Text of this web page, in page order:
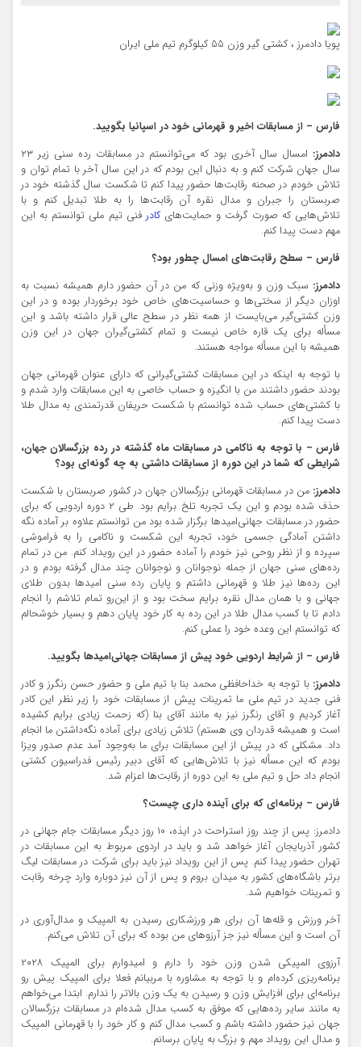
پویا دادمرز ، کشتی گیر وزن 55 کیلوگرم تیم ملی ایران
فارس – از مسابقات اخیر و قهرمانی خود در اسپانیا بگویید.
دادمرز:
امسال سال آخری بود که می‌توانستم در مسابقات رده سنی زیر ۲۳
سال جهان شرکت کنم و به دنبال این بودم که در این سال آخر با تمام توان و
تلاش خودم در صحنه رقابت‌ها حضور پیدا کنم تا شکست سال گذشته خود در
صربستان را جبران و مدال نقره آن رقابت‌ها را به طلا تبدیل کنم و با
تلاش‌هایی که صورت گرفت و حمایت‌هایکادرفنی تیم ملی توانستم به این
مهم دست پیدا کنم.
فارس – سطح رقابت‌های امسال چطور بود؟
دادمرز: سبک وزن و به‌ویژه وزنی که من در آن حضور دارم همیشه نسبت به
اوزان دیگر از سختی‌ها و حساسیت‌های خاص خود برخوردار بوده و در این
وزن کشتی‌گیر می‌بایست از همه نظر در سطح عالی قرار داشته باشد و این
مسأله برای یک قاره خاص نیست و تمام کشتی‌گیران جهان در این وزن
همیشه با این مسأله مواجه هستند.
با توجه به اینکه در این مسابقات کشتی‌گیرانی که دارای عنوان قهرمانی جهان
بودند حضور داشتند من با انگیزه و حساب خاصی به این مسابقات وارد شدم و
با کشتی‌های حساب شده توانستم با شکست حریفان قدرتمندی به مدال طلا
دست پیدا کنم.
فارس – با توجه به ناکامی در مسابقات ماه گذشته در رده بزرگسالان جهان،
شرایطی که شما در این دوره از مسابقات داشتی به چه گونه‌ای بود؟
دادمرز:من در مسابقات قهرمانی بزرگسالان جهان در کشور صربستان با شکست
حذف شده بودم و این یک تجربه تلخ برایم بود. طی ۲ دوره اردویی که برای
حضور در مسابقات جهانی‌امید‌ها برگزار شده بود من توانستم علاوه بر آماده نگه
داشتن آمادگی جسمی خود، تجربه این شکست و ناکامی را به فراموشی
سپرده و از نظر روحی نیز خودم را آماده حضور در این رویداد کنم. من در تمام
رده‌های سنی جهان از جمله نوجوانان و نوجوانان چند مدال گرفته بودم و در
این رده‌ها نیز طلا و قهرمانی داشتم و پایان رده سنی ‌امید‌ها بدون طلای
جهانی و با همان مدال نقره برایم سخت بود و از این‌رو تمام تلاشم را انجام
دادم تا با کسب مدال طلا در این رده به کار خود پایان دهم و بسیار خوشحالم
که توانستم این وعده خود را عملی کنم.
فارس – از شرایط اردویی خود پیش از مسابقات جهانی‌امید‌ها بگویید.
دادمرز:با توجه به خداحافظی محمد بنا با تیم ملی و حضور حسن رنگرز و کادر
فنی جدید در تیم ملی ما تمرینات پیش از مسابقات خود را زیر نظر این کادر
آغاز کردیم و آقای رنگرز نیز به مانند آقای بنا (که زحمت زیادی برایم کشیده
است و همیشه قدردان وی هستم) تلاش زیادی برای آماده نگه‌داشتن ما انجام
داد. مشکلی که در پیش از این مسابقات برای ما به‌وجود آمد عدم صدور ویزا
بودم که این مسأله نیز با تلاش‌هایی که آقای دبیر رئیس فدراسیون کشتی
انجام داد حل و تیم ملی به این دوره از رقابت‌ها اعزام شد.
فارس – برنامه‌ای که برای آینده داری چیست؟
دادمرز: پس از چند روز استراحت در ایذه، ۱۰ روز دیگر مسابقات جام جهانی در
کشور آذربایجان آغاز خواهد شد و باید در اردوی مربوط به این مسابقات در
تهران حضور پیدا کنم. پس از این رویداد نیز باید برای شرکت در مسابقات لیگ
برتر باشگاه‌های کشور به میدان بروم و پس از آن نیز دوباره وارد چرخه رقابت
و تمرینات خواهیم شد.
آخر ورزش و قله‌ها آن برای هر ورزشکاری رسیدن به المپیک و مدال‌آوری در
آن است و این مسأله نیز جز آرزو‌های من بوده که برای آن تلاش می‌کنم.
آرزوی المپیکی شدن وزن خود را دارم و‌ امیدوارم برای المپیک ۲۰۲۸
برنامه‌ریزی کرده‌ام و با توجه به مشاوره با مربیانم فعلا برای المپیک پیش رو
برنامه‌ای برای افزایش وزن و رسیدن به یک وزن بالاتر را ندارم. ابتدا می‌خواهم
به مانند سایر رده‌هایی که موفق به کسب مدال شده‌ام در مسابقات بزرگسالان
جهان نیز حضور داشته باشم و کسب مدال کنم و کار خود را با قهرمانی المپیک
و مدال این رویداد مهم و بزرگ به پایان برسانم.